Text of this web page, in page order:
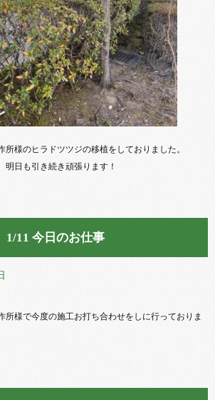
所様のヒラドツツジの移植をしておりました。
明日も引き続き頑張ります！
1/11 今日のお仕事
所様で今度の施工お打ち合わせをしに行っておりま